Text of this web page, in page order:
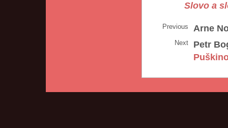
Slovo a
Previous Arne
Next
Petr